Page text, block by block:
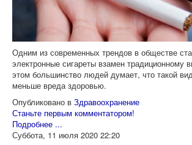
Одним из современных трендов в обществе
электронные сигареты взамен традиционному
этом большинство людей думает, что такой
меньше вреда здоровью.
Опубликовано в Здравоохранение
Станьте первым комментатором!
Подробнее ...
Суббота, 11 июля 2020 22:20